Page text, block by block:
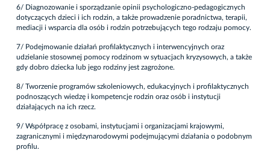
6/ Diagnozowanie i sporządzanie opinii psychologiczno-pedagogicznych
dotyczących dzieci i ich rodzin, a także prowadzenie poradnictwa, terapii,
mediacji i wsparcia dla osób i rodzin potrzebujących tego rodzaju pomocy.
7/ Podejmowanie działań profilaktycznych i interwencyjnych oraz
udzielanie stosownej pomocy rodzinom w sytuacjach kryzysowych, a także
gdy dobro dziecka lub jego rodziny jest zagrożone.
8/ Tworzenie programów szkoleniowych, edukacyjnych i profilaktycznych
podnoszących wiedzę i kompetencje rodzin oraz osób i instytucji
działających na ich rzecz.
9/ Współpracę z osobami, instytucjami i organizacjami krajowymi,
zagranicznymi i międzynarodowymi podejmującymi działania o podobnym
profilu.